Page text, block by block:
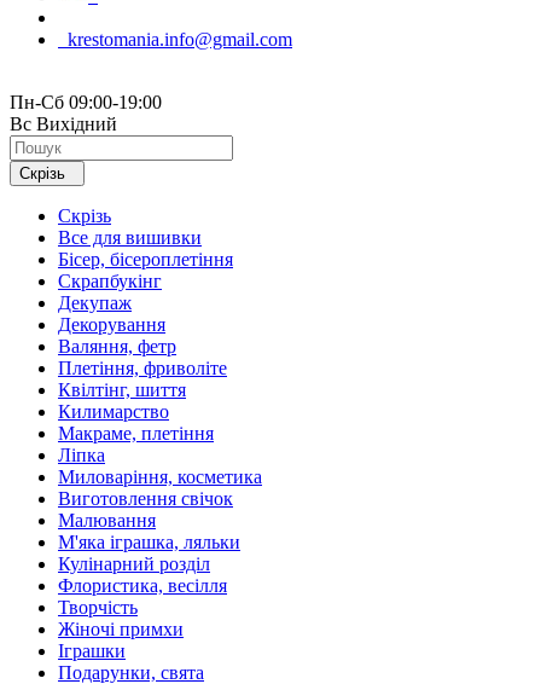
krestomania.info@gmail.com
Пн-Сб 09:00-19:00
Вс Вихідний
Скрізь
Скрізь
Все для вишивки
Бісер, бісероплетіння
Скрапбукінг
Декупаж
Декорування
Валяння, фетр
Плетіння, фриволіте
Квілтінг, шиття
Килимарство
Макраме, плетіння
Ліпка
Миловаріння, косметика
Виготовлення свічок
Малювання
М'яка іграшка, ляльки
Кулінарний розділ
Флористика, весілля
Творчість
Жіночі примхи
Іграшки
Подарунки, свята